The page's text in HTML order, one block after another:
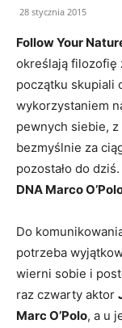
28 stycznia 2015
Follow Your
określają filozofię
początku skupiali
wykorzystaniem
pewnych siebie,
bezmyślnie za
pozostało do
DNA Marco
Do
potrzeba
wierni sobie i
raz czwarty aktor
Marc O’Polo, a u